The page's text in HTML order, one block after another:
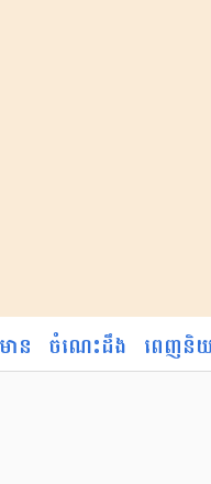
ាន ចំណេះដឹង ពេញនិ